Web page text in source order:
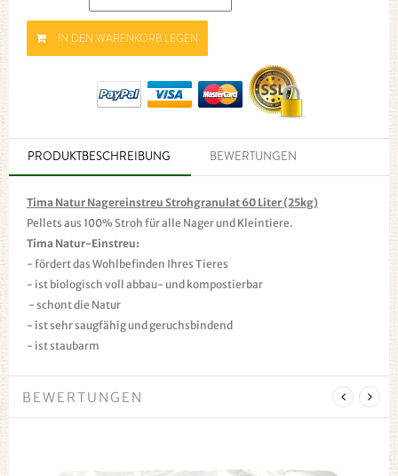
IN DEN WARENKORB LEGEN
PRODUKTBESCHREIBUNG BEWERTUNGEN
Tima Natur Nagereinstreu Strohgranulat 60 Liter (25kg)
Pellets aus 100% Stroh für alle Nager und Kleintiere.
Tima Natur-Einstreu:
- fördert das Wohlbefinden Ihres Tieres
- ist biologisch voll abbau- und kompostierbar
- schont die Natur
- ist sehr saugfähig und geruchsbindend
- ist staubarm
BEWERTUNGEN